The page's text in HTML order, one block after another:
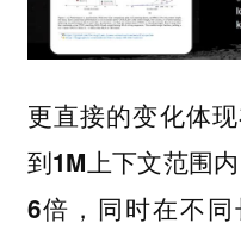
更直接的变化体现
到1M上下文范围
6倍 ，同时在不